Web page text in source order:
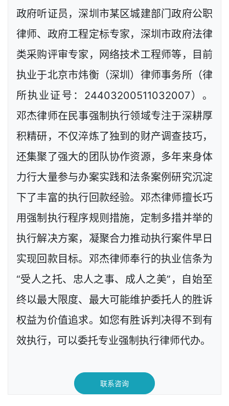
政府听证员，深圳市某区城建部门政府公职
律师、政府工程定标专家，深圳市政府法律
类采购评审专家，网络技术工程师等，目前
执业于北京市炜衡（深圳）律师事务所（律
所执业证号：24403200511032007）。
邓杰律师在民事强制执行领域专注于深耕厚
积精研，不仅淬炼了独到的财产调查技巧，
还集聚了强大的团队协作资源，多年来身体
力行大量参与办案实践和法条案例研究沉淀
下了丰富的执行回款经验。邓杰律师擅长巧
用强制执行程序规则措施，定制多措并举的
执行解决方案，凝聚合力推动执行案件早日
实现回款目标。邓杰律师奉行的执业信条为
“受人之托、忠人之事、成人之美”，自始至
终以最大限度、最大可能维护委托人的胜诉
权益为价值追求。如您有胜诉判决得不到有
效执行，可以委托专业强制执行律师代办。
联系咨询